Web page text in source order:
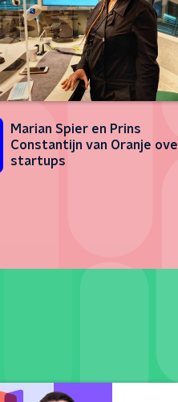
Marian Spier en Prins
Constantijn van Oranje
startups